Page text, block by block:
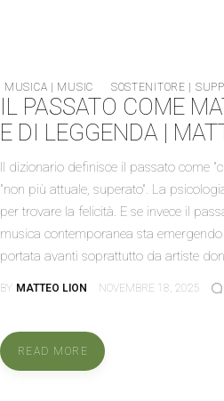
MUSICA | MUSIC SOSTENITORE |
IL PASSATO COME
E DI LEGGENDA |
Il dizionario definisce il passato come
"non più attuale, superato". La
per trovare la felicità. E se invece il
musica contemporanea sta
portata avanti soprattutto da artiste
BY MATTEO LION NOVEMBRE 18, 2025
READ MORE